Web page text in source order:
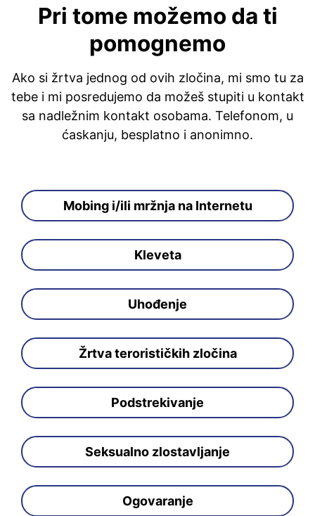
Pri tome možemo da ti
pomognemo
Ako si žrtva jednog od ovih zločina, mi smo tu za
tebe i mi posredujemo da možeš stupiti u kontakt
sa nadležnim kontakt osobama. Telefonom, u
ćaskanju, besplatno i anonimno.
Mobing i/ili mržnja na Internetu
Kleveta
Uhođenje
Žrtva terorističkih zločina
Podstrekivanje
Seksualno zlostavljanje
Ogovaranje